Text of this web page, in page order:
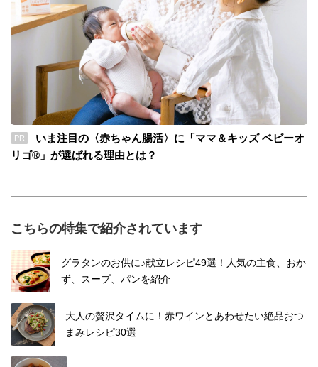
PR
いま注目の〈赤ちゃん腸活〉に「ママ＆キッズ ベビーオ
リゴ®」が選ばれる理由とは？
こちらの特集で紹介されています
グラタンのお供に♪献立レシピ49選！人気の主食、おか
ず、スープ、パンを紹介
大人の贅沢タイムに！赤ワインとあわせたい絶品おつ
まみレシピ30選